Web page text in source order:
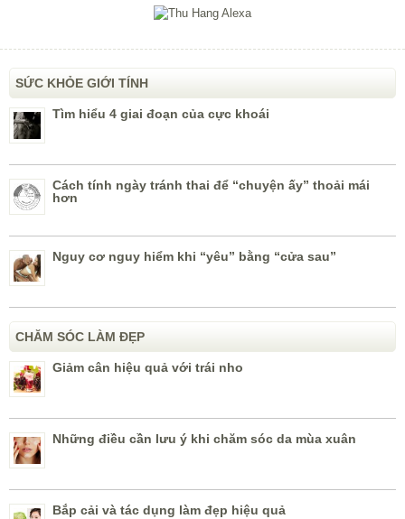
SỨC KHỎE GIỚI TÍNH
Tìm hiểu 4 giai đoạn của cực khoái
Cách tính ngày tránh thai để “chuyện ấy” thoải mái
hơn
Nguy cơ nguy hiểm khi “yêu” bằng “cửa sau”
CHĂM SÓC LÀM ĐẸP
Giảm cân hiệu quả với trái nho
Những điều cần lưu ý khi chăm sóc da mùa xuân
Bắp cải và tác dụng làm đẹp hiệu quả